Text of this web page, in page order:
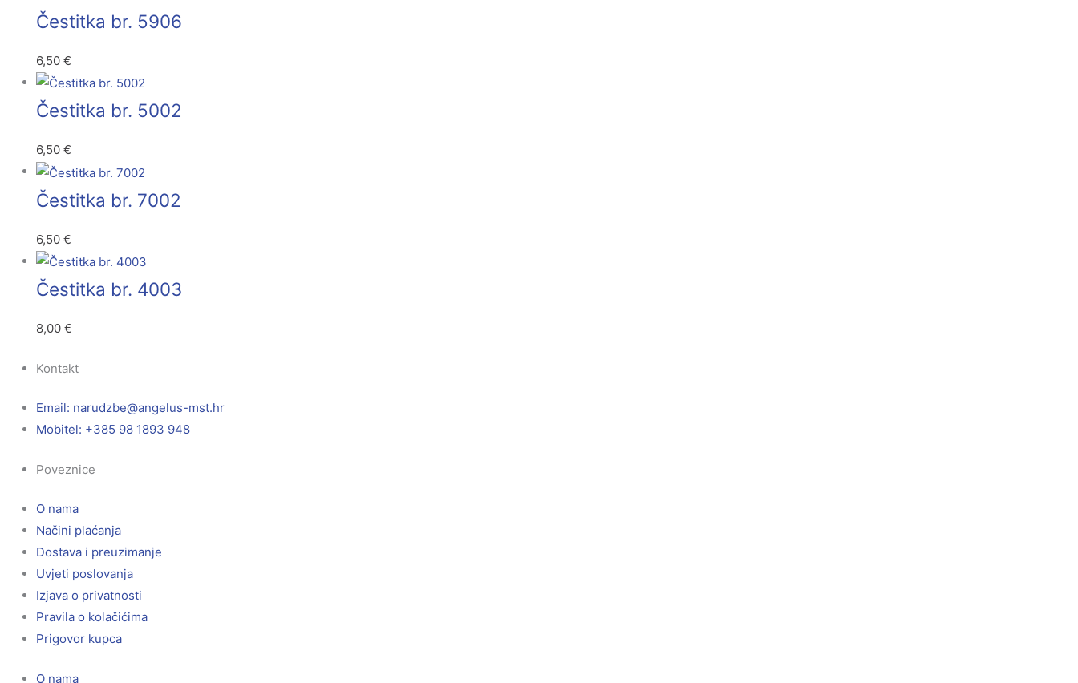
Čestitka br. 5906
6,50 €
Čestitka br. 5002
6,50 €
Čestitka br. 7002
6,50 €
Čestitka br. 4003
8,00 €
Kontakt
Email: rh.tsm-sulegna
@ebzduran
Mobitel: +385 98 1893 948
Poveznice
O nama
Načini plaćanja
Dostava i preuzimanje
Uvjeti poslovanja
Izjava o privatnosti
Pravila o kolačićima
Prigovor kupca
O nama